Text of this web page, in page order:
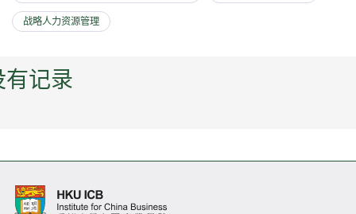
战略人力资源管理
有记录